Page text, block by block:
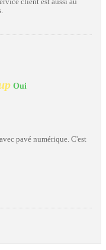
client est aussi au
Oui
pavé numérique. C'est